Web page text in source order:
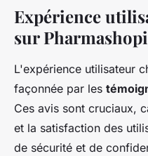
Expérience
sur Pharmashopi
L'expérience utilisateur
façonnée par les
Ces avis sont cruciaux,
et la satisfaction des
de sécurité et de